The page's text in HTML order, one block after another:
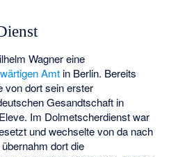
Wagner eine
Amt in Berlin. Bereits
von dort sein erster
Gesandtschaft in
Im Dolmetscherdienst war
und wechselte von da nach
dort die